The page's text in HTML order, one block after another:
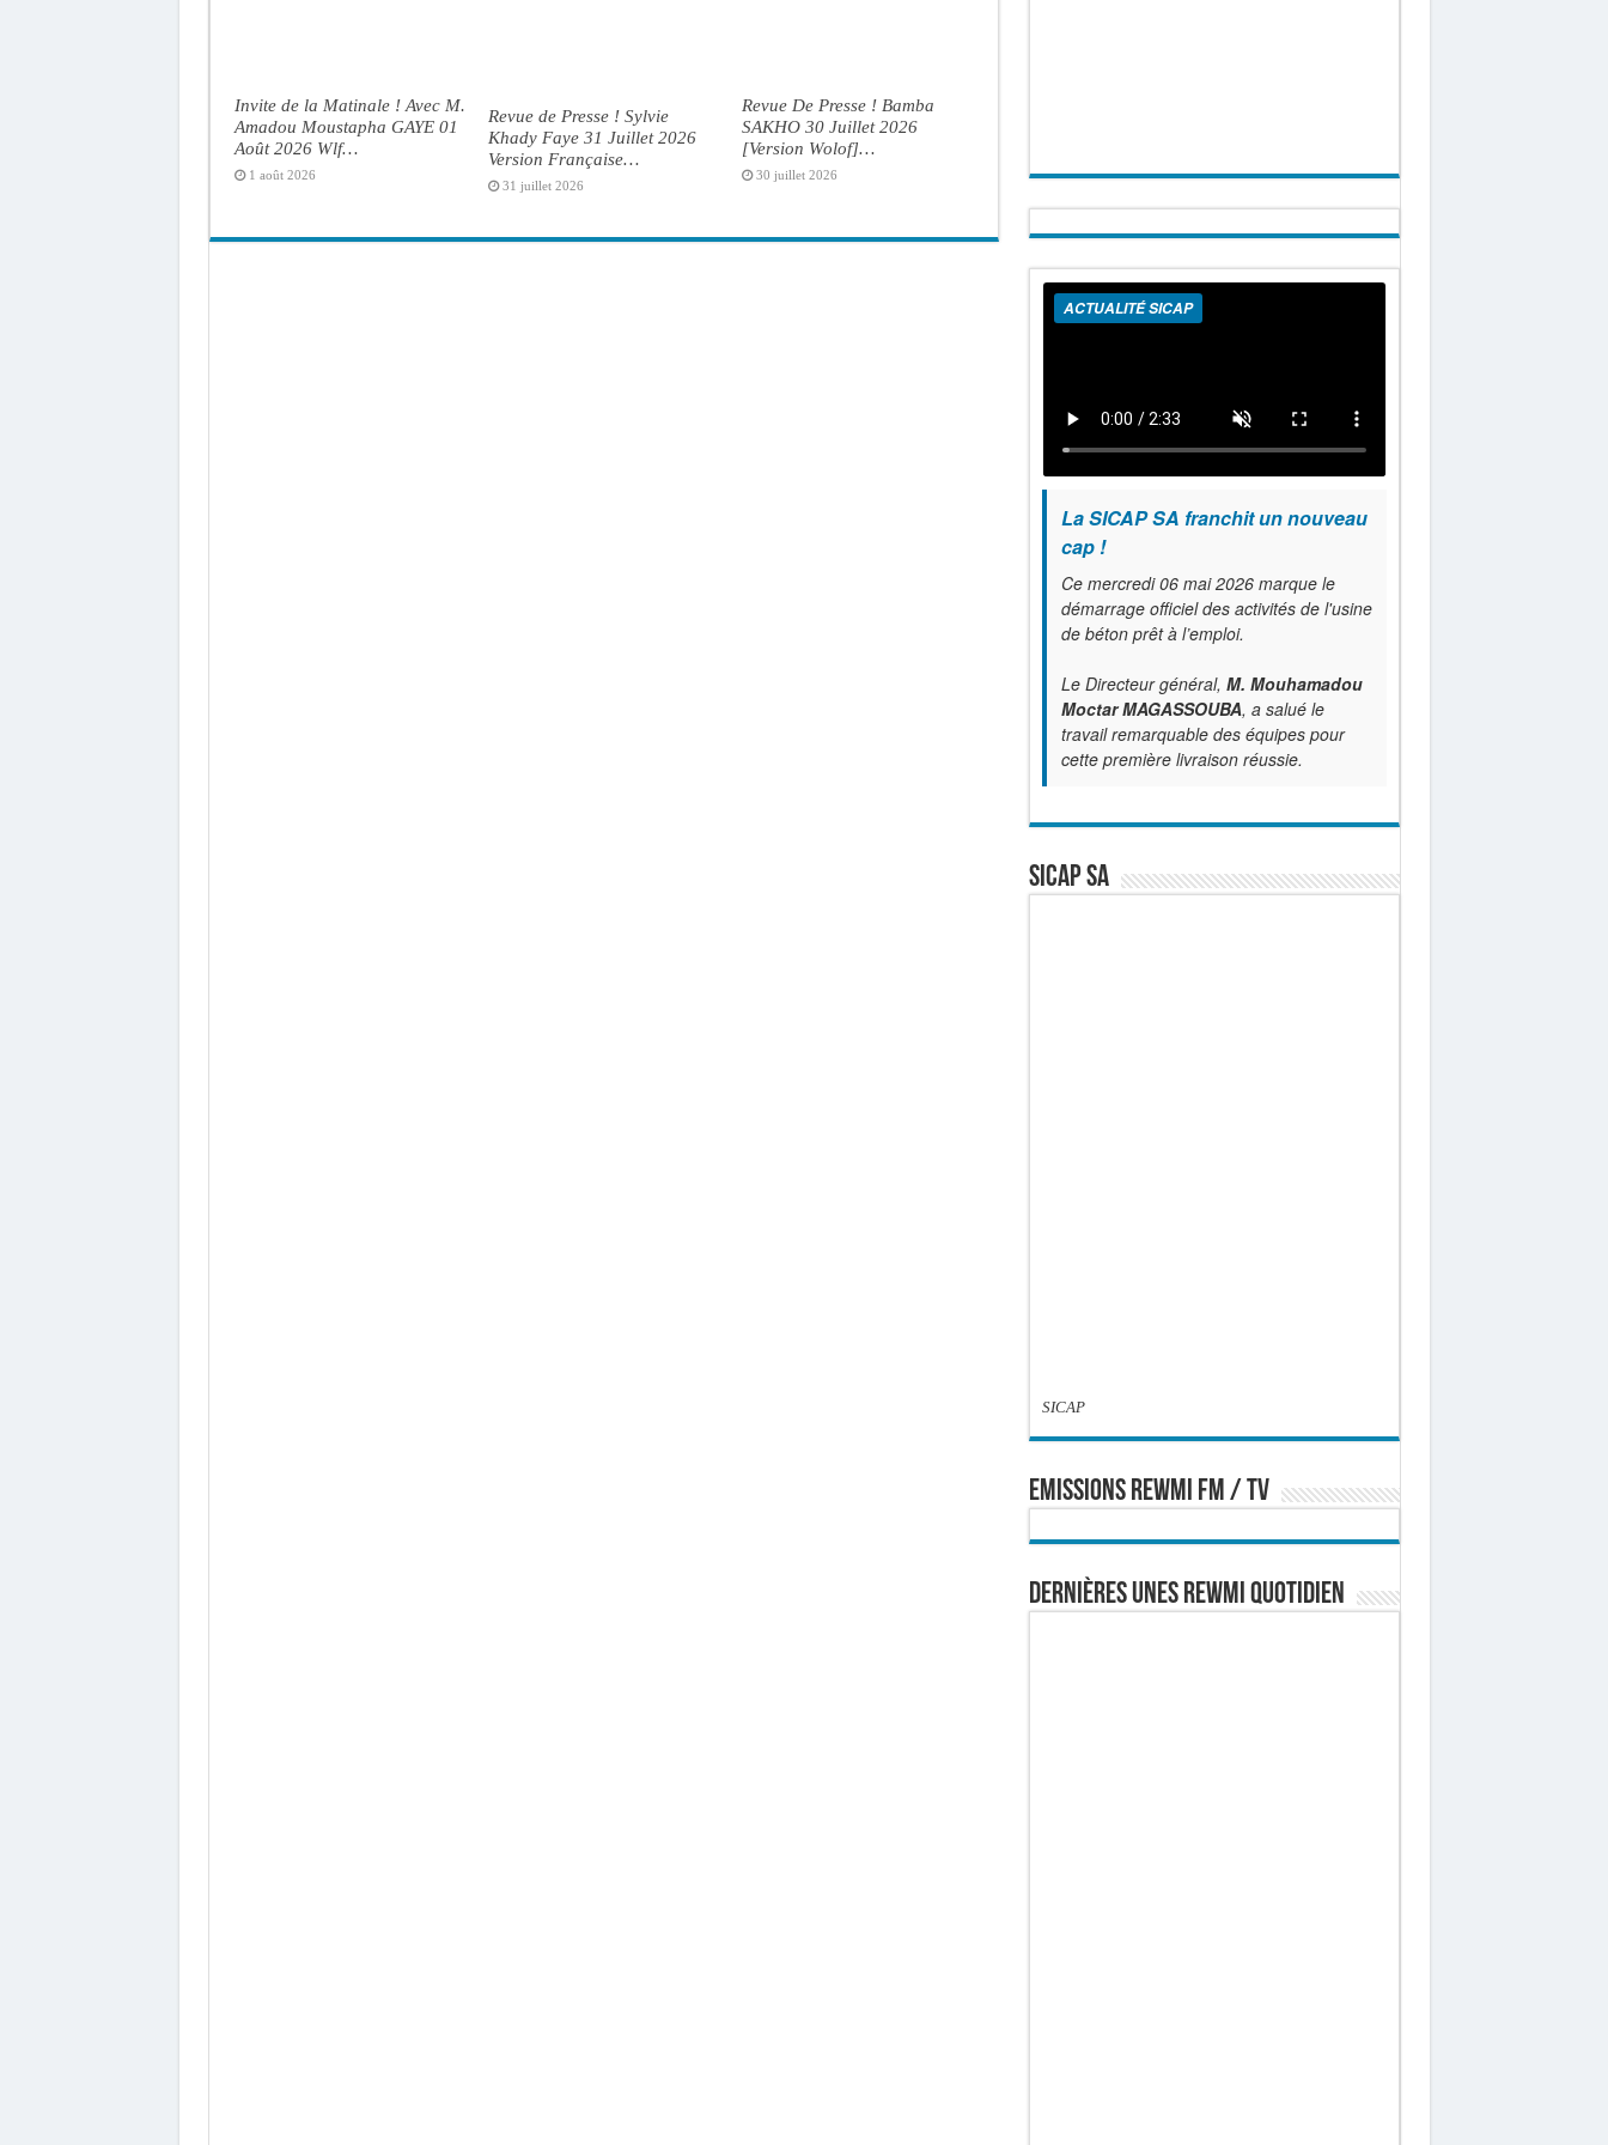
Invite de la Matinale ! Avec M.
Amadou Moustapha GAYE 01
Août 2026 Wlf…
1 août 2026
Revue de Presse ! Sylvie
Khady Faye 31 Juillet 2026
Version Française…
31 juillet 2026
Revue De Presse ! Bamba
SAKHO 30 Juillet 2026
[Version Wolof]…
30 juillet 2026
ACTUALITÉ SICAP
La SICAP SA franchit un nouveau
cap !
Ce mercredi 06 mai 2026 marque le
démarrage officiel des activités de l'usine
de béton prêt à l’emploi.
Le Directeur général, M. Mouhamadou
Moctar MAGASSOUBA, a salué le
travail remarquable des équipes pour
cette première livraison réussie.
SICAP SA
SICAP
EMISSIONS REWMI FM / TV
Dernières Unes Rewmi Quotidien